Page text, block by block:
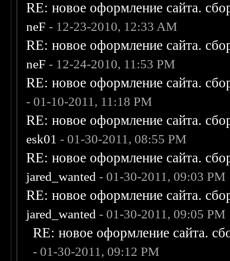
RE: новое оформление сайта.
neF - 12-23-2010, 12:33 AM
RE: новое оформление сайта.
neF - 12-24-2010, 11:53 PM
RE: новое оформление сайта.
- 01-10-2011, 11:18 PM
RE: новое оформление сайта.
esk01 - 01-30-2011, 08:55 PM
RE: новое оформление сайта.
jared_wanted - 01-30-2011, 09:03 PM
RE: новое оформление сайта.
jared_wanted - 01-30-2011, 09:05 PM
RE: новое оформление сайта.
- 01-30-2011, 09:12 PM